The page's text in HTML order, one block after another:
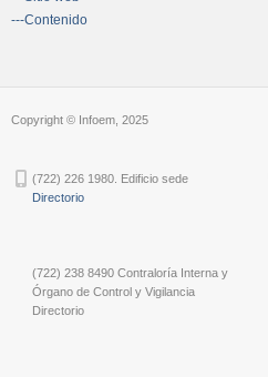
---Contenido
Copyright © Infoem, 2025
(722) 226 1980. Edificio sede
Directorio
(722) 238 8490 Contraloría Interna y
Órgano de Control y Vigilancia
Directorio